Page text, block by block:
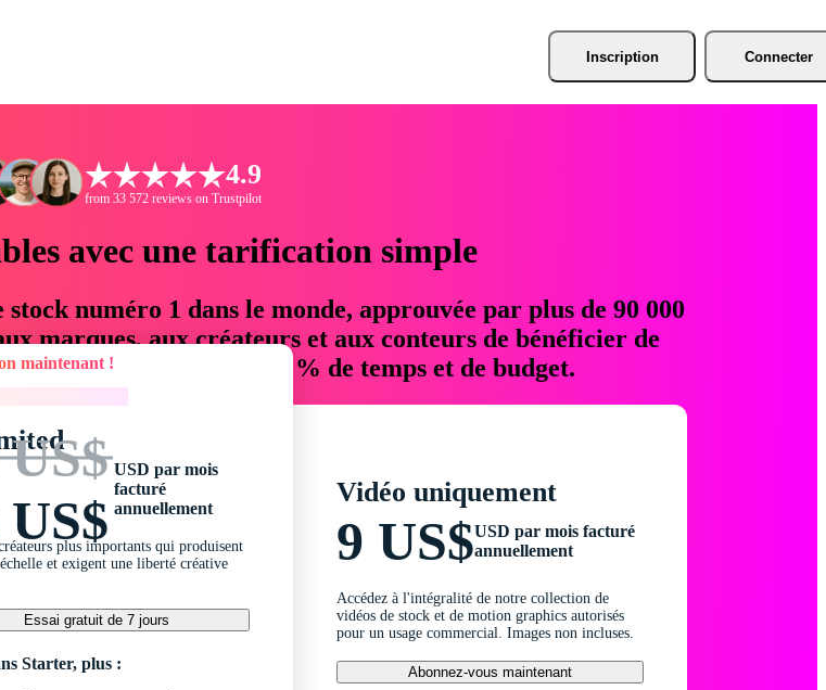
Inscription Connecter
4.9
from 33 572 reviews on Trustpilot
avec une tarification simple
numéro 1 dans le monde, approuvée par plus de 90 000
marques, aux créateurs et aux conteurs de bénéficier de
d'économiser jusqu'à 76 % de temps et de budget.
!
US$
USD par mois
facturé
annuellement
plus importants qui produisent
et exigent une liberté créative
Essai gratuit de 7 jours
Starter, plus :
Vidéo uniquement
9 US$USD par mois facturé
annuellement
Accédez à l'intégralité de notre collection de
vidéos de stock et de motion graphics autorisés
pour un usage commercial. Images non incluses.
Abonnez-vous maintenant